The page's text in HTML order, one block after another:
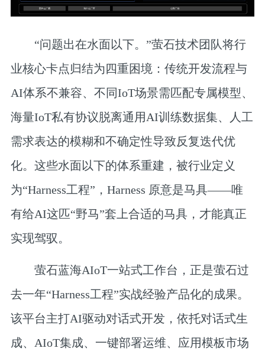
“问题出在水面以下。”萤石技术团队将行
业核心卡点归结为四重困境：传统开发流程与
AI体系不兼容、不同IoT场景需匹配专属模型、
海量IoT私有协议脱离通用AI训练数据集、人工
需求表达的模糊和不确定性导致反复迭代优
化。这些水面以下的体系重建，被行业定义
为“Harness工程”，Harness 原意是马具——唯
有给AI这匹“野马”套上合适的马具，才能真正
实现驾驭。
萤石蓝海AIoT一站式工作台，正是萤石过
去一年“Harness工程”实战经验产品化的成果。
该平台主打AI驱动对话式开发，依托对话式生
成、AIoT集成、一键部署运维、应用模板市场